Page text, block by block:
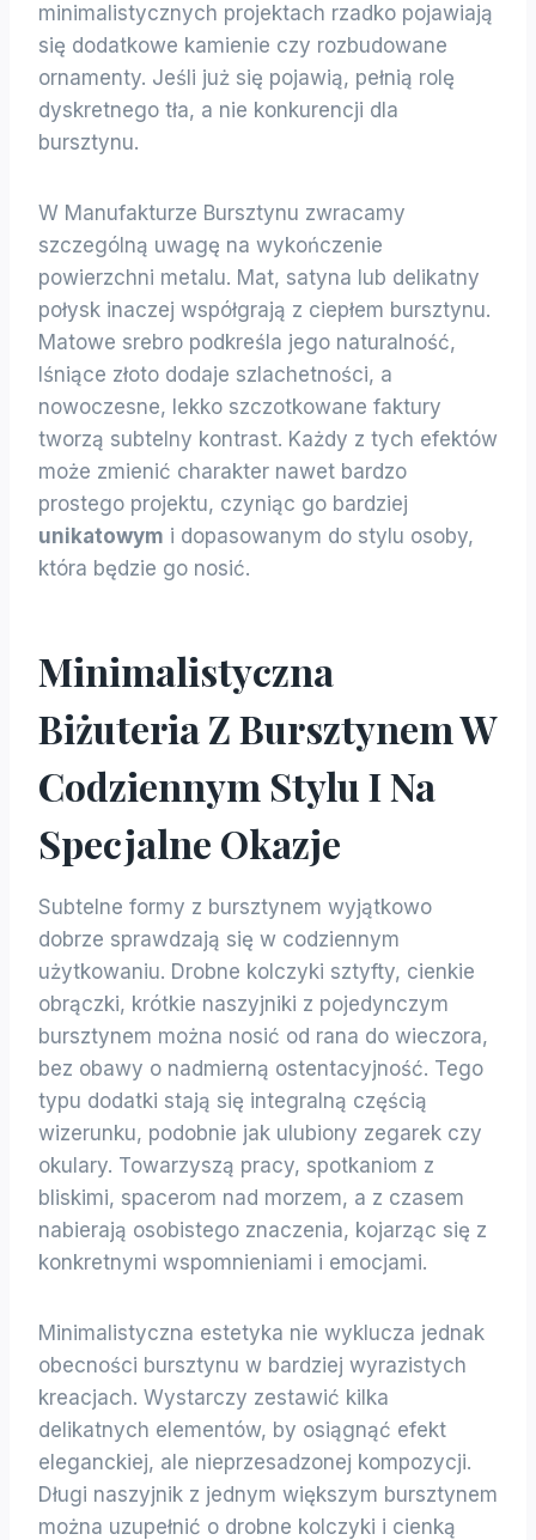
minimalistycznych projektach rzadko pojawiają
się dodatkowe kamienie czy rozbudowane
ornamenty. Jeśli już się pojawią, pełnią rolę
dyskretnego tła, a nie konkurencji dla
bursztynu.
W Manufakturze Bursztynu zwracamy
szczególną uwagę na wykończenie
powierzchni metalu. Mat, satyna lub delikatny
połysk inaczej współgrają z ciepłem bursztynu.
Matowe srebro podkreśla jego naturalność,
lśniące złoto dodaje szlachetności, a
nowoczesne, lekko szczotkowane faktury
tworzą subtelny kontrast. Każdy z tych efektów
może zmienić charakter nawet bardzo
prostego projektu, czyniąc go bardziej
unikatowym i dopasowanym do stylu osoby,
która będzie go nosić.
Minimalistyczna
Biżuteria Z Bursztynem W
Codziennym Stylu I Na
Specjalne Okazje
Subtelne formy z bursztynem wyjątkowo
dobrze sprawdzają się w codziennym
użytkowaniu. Drobne kolczyki sztyfty, cienkie
obrączki, krótkie naszyjniki z pojedynczym
bursztynem można nosić od rana do wieczora,
bez obawy o nadmierną ostentacyjność. Tego
typu dodatki stają się integralną częścią
wizerunku, podobnie jak ulubiony zegarek czy
okulary. Towarzyszą pracy, spotkaniom z
bliskimi, spacerom nad morzem, a z czasem
nabierają osobistego znaczenia, kojarząc się z
konkretnymi wspomnieniami i emocjami.
Minimalistyczna estetyka nie wyklucza jednak
obecności bursztynu w bardziej wyrazistych
kreacjach. Wystarczy zestawić kilka
delikatnych elementów, by osiągnąć efekt
eleganckiej, ale nieprzesadzonej kompozycji.
Długi naszyjnik z jednym większym bursztynem
można uzupełnić o drobne kolczyki i cienką